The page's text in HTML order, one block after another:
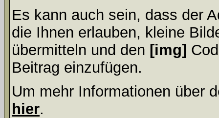
Es kann auch sein, dass der
die Ihnen erlauben, kleine
übermitteln und den [img]
Beitrag einzufügen.
Um mehr Informationen über
hier.